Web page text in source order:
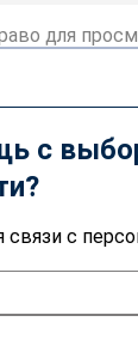
для
с
связи с